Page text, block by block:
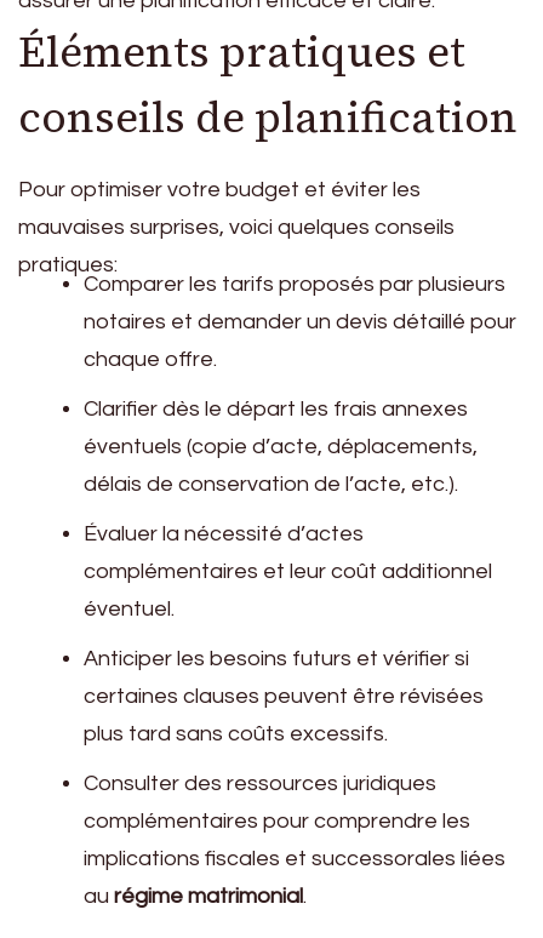
Éléments pratiques et
conseils de planification
Pour optimiser votre budget et éviter les
mauvaises surprises, voici quelques conseils
pratiques:
Comparer les tarifs proposés par plusieurs
notaires et demander un devis détaillé pour
chaque offre.
Clarifier dès le départ les frais annexes
éventuels (copie d’acte, déplacements,
délais de conservation de l’acte, etc.).
Évaluer la nécessité d’actes
complémentaires et leur coût additionnel
éventuel.
Anticiper les besoins futurs et vérifier si
certaines clauses peuvent être révisées
plus tard sans coûts excessifs.
Consulter des ressources juridiques
complémentaires pour comprendre les
implications fiscales et successorales liées
au régime matrimonial.